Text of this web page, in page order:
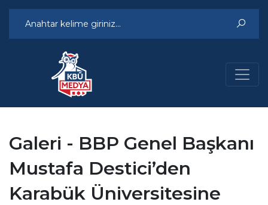
Galeri - BBP Genel Başkanı
Mustafa Destici’den
Karabük Üniversitesine